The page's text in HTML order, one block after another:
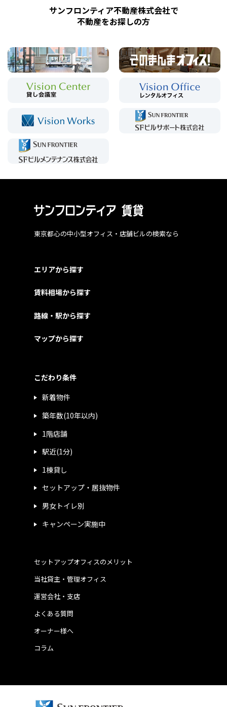
サンフロンティア不動産株式会社で
不動産をお探しの方
東京都心の中小型オフィス・店舗ビルの検索なら
エリアから探す
賃料相場から探す
路線・駅から探す
マップから探す
こだわり条件
新着物件
築年数(10年以内)
1階店舗
駅近(1分)
1棟貸し
セットアップ・居抜物件
男女トイレ別
キャンペーン実施中
運営会社・支店
よくある質問
当社貸主・管理オフィス
オーナー様へ
コラム
セットアップオフィスのメリット